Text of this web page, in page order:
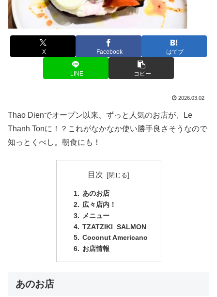
X Facebook はてブ
LINE コピー
2026.03.02
Thao Dienでオープン以来、ずっと人気のお店が、Le
Thanh Tonに！？これがなかなか使い勝手良さそうなので
知っとくべし。朝食にも！
目次
あのお店
広々店内！
メニュー
TZATZIKI SALMON
Coconut Americano
お店情報
あのお店